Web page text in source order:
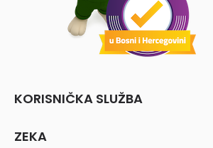
KORISNIČKA SLUŽBA
ZEKA